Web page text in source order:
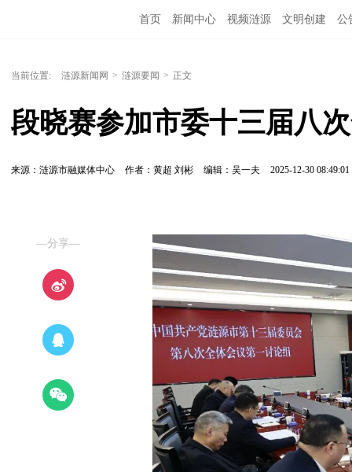
首页 新闻中心 视频涟源 文明创建 公
当前位置: 涟源新闻网 > 涟源要闻 > 正文
段晓赛参加市委十三届八
来源：涟源市融媒体中心 作者：黄超 刘彬 编辑：吴一夫 2025-12-30 08:49:01
—分享—